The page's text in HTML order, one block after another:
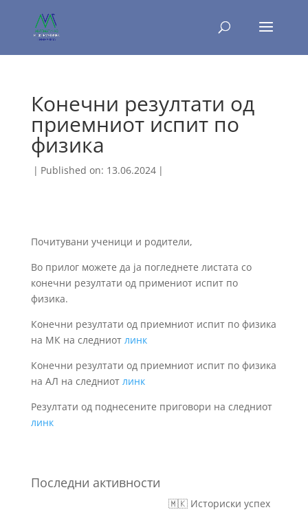
Конечни резултати од
приемниот испит по
физика
| Published on: 13.06.2024 |
Почитувани ученици и родители,
Во прилог можете да ја погледнете листата со
конечни резултати од примениот испит по
физика.
Конечни резултати од приемниот испит по физика
на МК на следниот линк
Конечни резултати од приемниот испит по физика
на АЛ на следниот линк
Резултати од поднесените приговори на следниот
линк
Последни активности
🇲🇰 Историски успех